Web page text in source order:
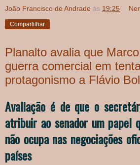
João Francisco de Andrade às 19:25
Compartilhar
Planalto avalia que
guerra comercial em
protagonismo a Flávio
Avaliação é de que o
atribuir ao senador um papel
não ocupa nas negociações
países